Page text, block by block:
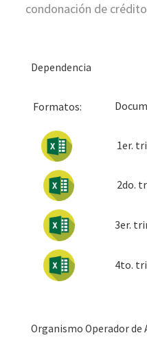
condonación de
Dependencia
Formatos:
1er.
2do.
3er.
4to.
Organismo Operador de